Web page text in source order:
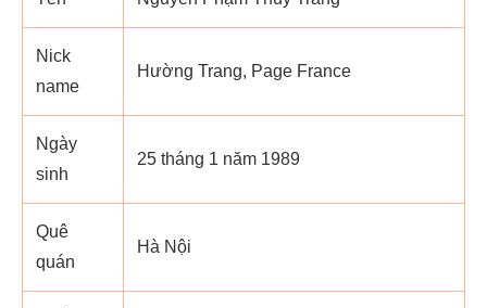
Nick
name
Hường Trang, Page France
Ngày
sinh
25 tháng 1 năm 1989
Quê
quán
Hà Nội